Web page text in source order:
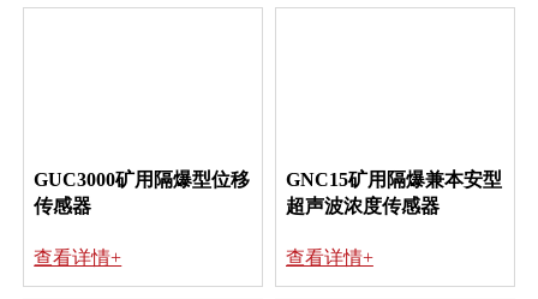
GUC3000矿用隔爆型位移
传感器
查看详情+
GNC15矿用隔爆兼本安型
超声波浓度传感器
查看详情+